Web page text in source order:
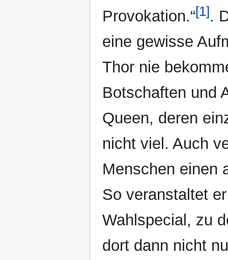
Provokation.“[1].
eine gewisse
Thor nie
Botschaften und
Queen, deren
nicht viel. Auch
Menschen einen
So veranstaltet
Wahlspecial, zu
dort dann nicht